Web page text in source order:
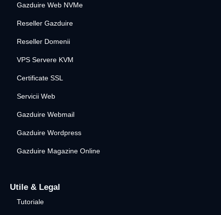
Gazduire Web NVMe
Reseller Gazduire
Reseller Domenii
VPS Servere KVM
Certificate SSL
Servicii Web
Gazduire Webmail
Gazduire Wordpress
Gazduire Magazine Online
Utile & Legal
Tutoriale